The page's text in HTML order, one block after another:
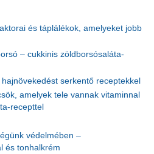
és táplálékok, amelyeket jobb
– cukkinis zöldborsósaláta-
serkentő receptekkel
amelyek tele vannak vitaminnal
recepttel
védelmében –
és tonhalkrém